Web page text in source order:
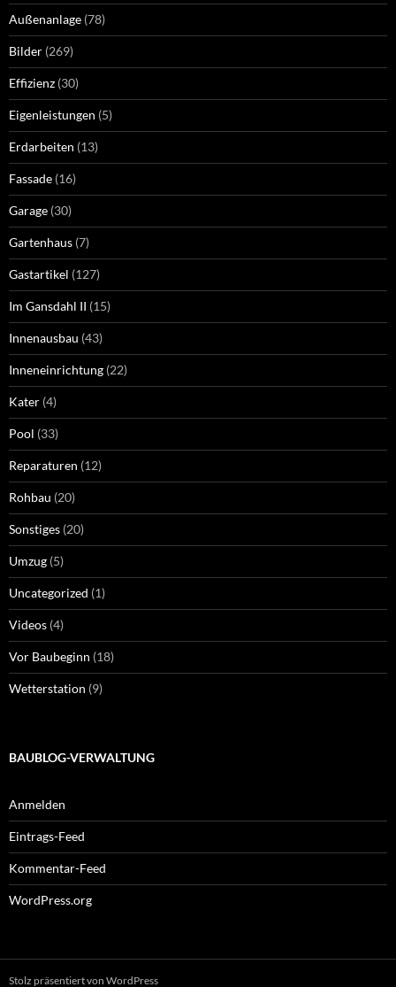
Außenanlage (78)
Bilder (269)
Effizienz (30)
Eigenleistungen (5)
Erdarbeiten (13)
Fassade (16)
Garage (30)
Gartenhaus (7)
Gastartikel (127)
Im Gansdahl II (15)
Innenausbau (43)
Inneneinrichtung (22)
Kater (4)
Pool (33)
Reparaturen (12)
Rohbau (20)
Sonstiges (20)
Umzug (5)
Uncategorized (1)
Videos (4)
Vor Baubeginn (18)
Wetterstation (9)
BAUBLOG-VERWALTUNG
Anmelden
Eintrags-Feed
Kommentar-Feed
WordPress.org
Stolz präsentiert von WordPress